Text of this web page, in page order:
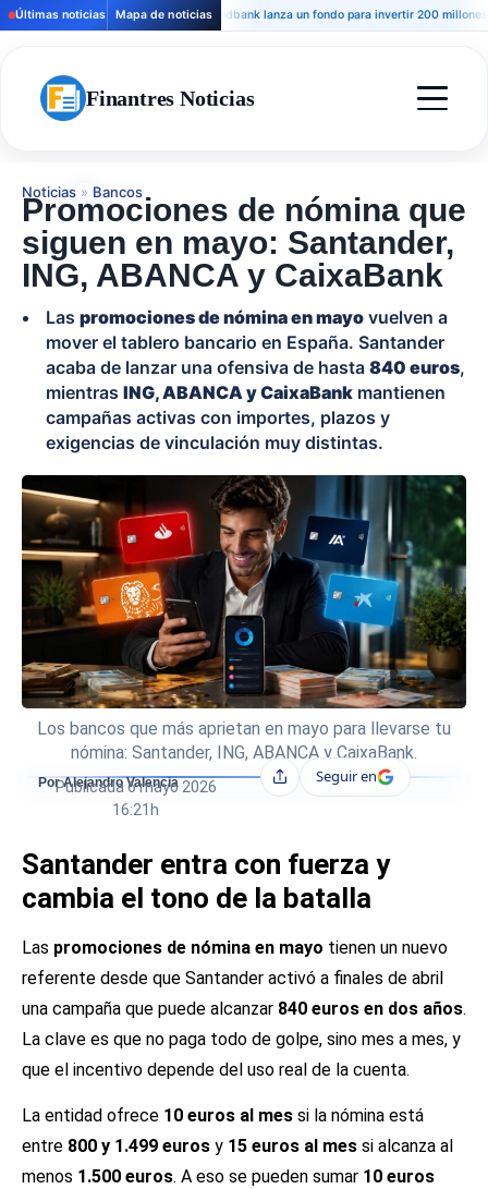
Últimas noticias Mapa de noticiasAndbank lanza un fondo para invertir 200 millones en
Finantres Noticias
Noticias » Bancos
Promociones de nómina que
siguen en mayo: Santander,
ING, ABANCA y CaixaBank
Las promociones de nómina en mayo vuelven a
mover el tablero bancario en España. Santander
acaba de lanzar una ofensiva de hasta 840 euros,
mientras ING, ABANCA y CaixaBank mantienen
campañas activas con importes, plazos y
exigencias de vinculación muy distintas.
Los bancos que más aprietan en mayo para llevarse tu
nómina: Santander, ING, ABANCA y CaixaBank.
Por Alejandro Valencia
Publicada 6 mayo 2026
16:21h
CompartirSeguir en
Santander entra con fuerza y
cambia el tono de la batalla
Las promociones de nómina en mayo tienen un nuevo
referente desde que Santander activó a finales de abril
una campaña que puede alcanzar 840 euros en dos años.
La clave es que no paga todo de golpe, sino mes a mes, y
que el incentivo depende del uso real de la cuenta.
La entidad ofrece 10 euros al mes si la nómina está
entre 800 y 1.499 euros y 15 euros al mes si alcanza al
menos 1.500 euros. A eso se pueden sumar 10 euros